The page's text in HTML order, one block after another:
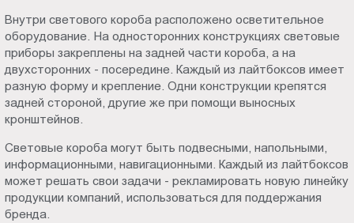
Внутри светового короба расположено осветительное
оборудование. На односторонних конструкциях световые
приборы закреплены на задней части короба, а на
двухсторонних - посередине. Каждый из лайтбоксов имеет
разную форму и крепление. Одни конструкции крепятся
задней стороной, другие же при помощи выносных
кронштейнов.
Световые короба могут быть подвесными, напольными,
информационными, навигационными. Каждый из лайтбоксов
может решать свои задачи - рекламировать новую линейку
продукции компаний, использоваться для поддержания
бренда.